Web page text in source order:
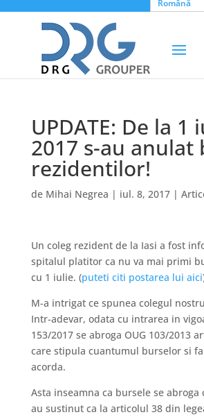
Română
UPDATE: De la 1
2017 s-au anulat
rezidentilor!
de Mihai Negrea | iul. 8, 2017|
Un coleg rezident de la Iasi a fost
spitalul platitor ca nu va mai primi
cu 1 iulie. (puteti citi postarea lui aici
M-a intrigat ce spunea colegul
Intr-adevar, odata cu intrarea in
153/2017 se abroga OUG 103/2013
care stipula cuantumul burselor si
acorda.
Asta inseamna ca bursele se abroga
au sustinut ca la articolul 38 din